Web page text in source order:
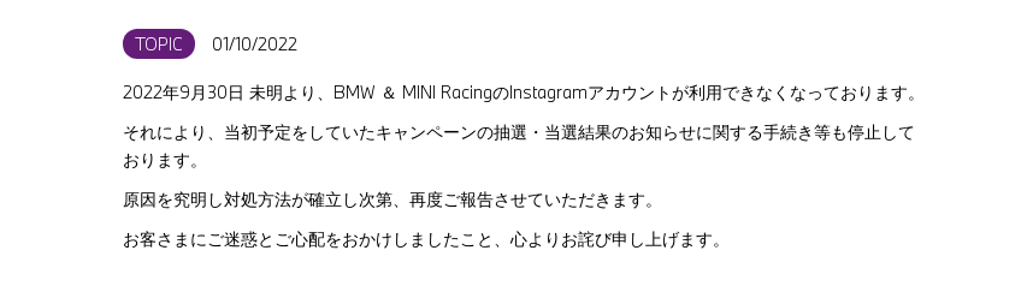
TOPIC 01/10/2022
2022年9月30日 未明より、BMW ＆ MINI RacingのInstagramアカウントが利用できなくなっております。
それにより、当初予定をしていたキャンペーンの抽選・当選結果のお知らせに関する手続き等も停止して
おります。
原因を究明し対処方法が確立し次第、再度ご報告させていただきます。
お客さまにご迷惑とご心配をおかけしましたこと、心よりお詫び申し上げます。